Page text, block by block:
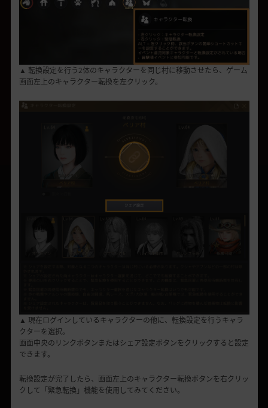
▲ 転換設定を行う2体のキャラクターを同じ村に移動させたら、ゲーム
画面左上のキャラクター転換を左クリック。
▲ 現在ログインしているキャラクターの他に、転換設定を行うキャラ
クターを選択。
画面中央のリンクボタンまたはシェア設定ボタンをクリックすると設定
できます。
転換設定が完了したら、画面左上のキャラクター転換ボタンを右クリッ
クして「緊急転換」機能を使用してみてください。